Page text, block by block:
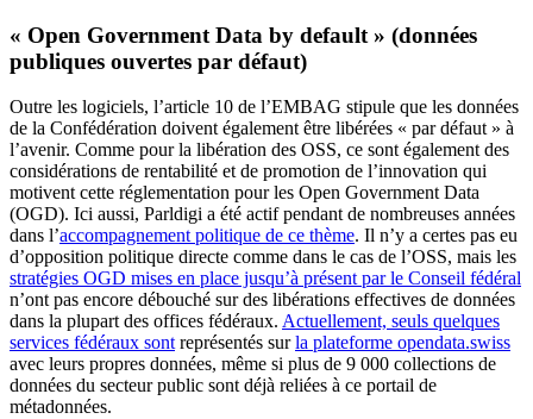
« Open Government Data by default » (données
publiques ouvertes par défaut)
Outre les logiciels, l’article 10 de l’EMBAG stipule que les données
de la Confédération doivent également être libérées « par défaut » à
l’avenir. Comme pour la libération des OSS, ce sont également des
considérations de rentabilité et de promotion de l’innovation qui
motivent cette réglementation pour les Open Government Data
(OGD). Ici aussi, Parldigi a été actif pendant de nombreuses années
dans l’accompagnement politique de ce thème. Il n’y a certes pas eu
d’opposition politique directe comme dans le cas de l’OSS, mais les
stratégies OGD mises en place jusqu’à présent par le Conseil fédéral
n’ont pas encore débouché sur des libérations effectives de données
dans la plupart des offices fédéraux. Actuellement, seuls quelques
services fédéraux sont représentés surla plateforme opendata.swiss
avec leurs propres données, même si plus de 9 000 collections de
données du secteur public sont déjà reliées à ce portail de
métadonnées.